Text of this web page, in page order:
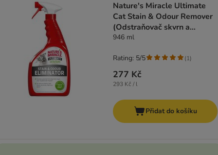
Nature's Miracle Ultimate
Cat Stain & Odour Remover
(Odstraňovač skvrn a
zápachu)
946 ml
277 Kč
293 Kč / l
Rating: 5/5 (1)
Přidat do košíku